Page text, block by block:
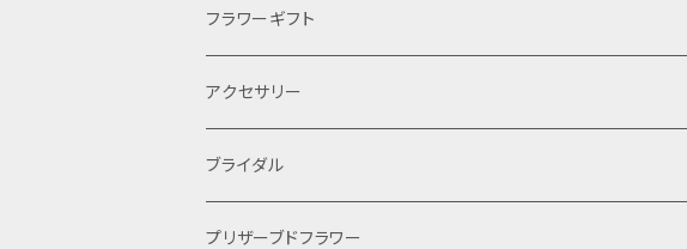
フラワーギフト
母の日
アクセサリー
ブライダル
ケーキ
プリザーブドフラワー